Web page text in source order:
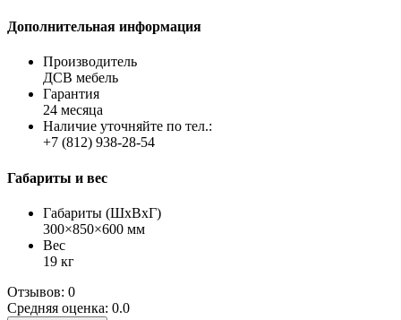
Дополнительная информация
Производитель
ДСВ мебель
Гарантия
24 месяца
Наличие уточняйте по тел.:
+7 (812) 938-28-54
Габариты и вес
Габариты (ШхВхГ)
300×850×600 мм
Вес
19 кг
Отзывов: 0
Средняя оценка: 0.0